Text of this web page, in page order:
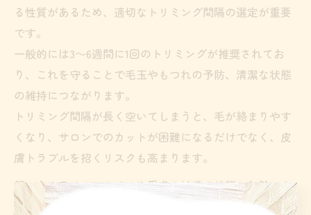
る性質があるため、適切なトリミング間隔の選定が重要
です。
一般的には3〜6週間に1回のトリミングが推奨されてお
り、これを守ることで毛玉やもつれの予防、清潔な状態
の維持につながります。
トリミング間隔が長く空いてしまうと、毛が絡まりやす
くなり、サロンでのカットが困難になるだけでなく、皮
膚トラブルを招くリスクも高まります。
飼い主のライフスタイルや愛犬の被毛の状態、年齢によ
っても最適な間隔は変わります。